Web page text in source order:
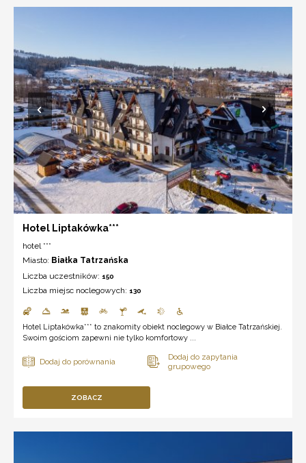
Hotel Liptakówka***
hotel ***
Miasto: Białka Tatrzańska
Liczba uczestników: 150
Liczba miejsc noclegowych: 130
Hotel Liptakówka*** to znakomity obiekt noclegowy w Białce Tatrzańskiej.
Swoim gościom zapewni nie tylko komfortowy ...
ZOBACZ